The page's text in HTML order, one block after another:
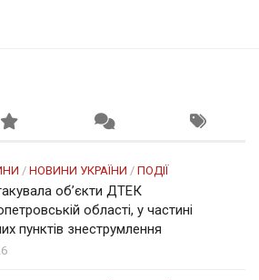
/ НОВИНИ УКРАЇНИ / ПОДІЇ
об’єкти ДТЕК
області, у частині
пунктів знеструмлення